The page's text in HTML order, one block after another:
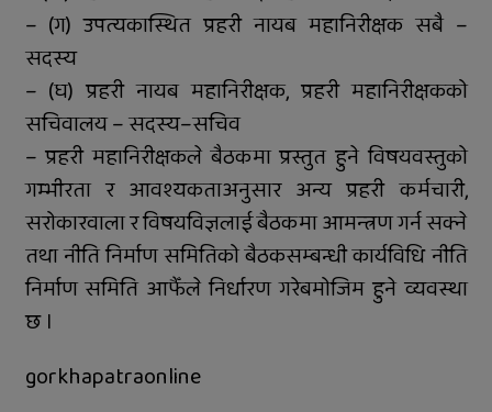
– (ग) उपत्यकास्थित प्रहरी नायब महानिरीक्षक सबै –
सदस्य
– (घ) प्रहरी नायब महानिरीक्षक, प्रहरी महानिरीक्षकको
सचिवालय – सदस्य–सचिव
– प्रहरी महानिरीक्षकले बैठकमा प्रस्तुत हुने विषयवस्तुको
गम्भीरता र आवश्यकताअनुसार अन्य प्रहरी कर्मचारी,
सरोकारवाला र विषयविज्ञलाई बैठकमा आमन्त्रण गर्न सक्ने
तथा नीति निर्माण समितिको बैठकसम्बन्धी कार्यविधि नीति
निर्माण समिति आफैँले निर्धारण गरेबमोजिम हुने व्यवस्था
छ ।
gorkhapatraonline